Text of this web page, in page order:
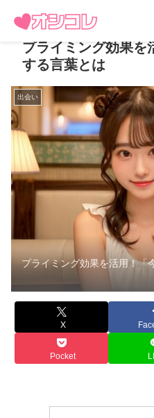
プライミング効果を
する言葉とは
出会い
プライミング効果を活用！「
X
Pocket